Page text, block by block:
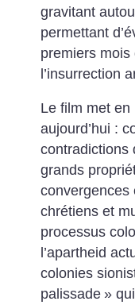
gravitant
permettant
premiers
l’insurrection
Le film met
aujourd’hui :
contradictions
grands
convergences
chrétiens et
processus
l’apartheid
colonies
palissade »